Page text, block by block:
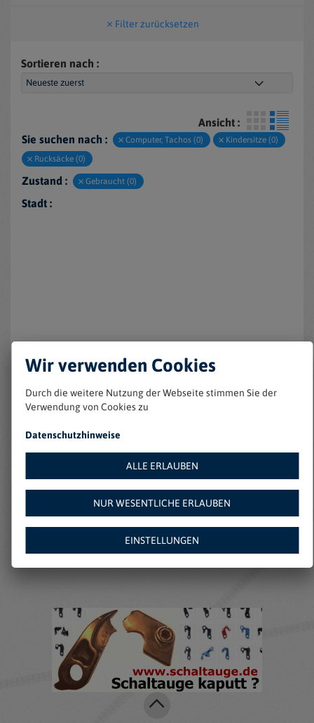
Filter zurücksetzen
Sortieren nach :
Ansicht :
Sie suchen nach :
Computer, Tachos (0)
Kindersitze (0)
Rucksäcke (0)
Zustand : Gebraucht (0)
Stadt :
Keine Einträge gefunden
Weitere Angebote auf
Amazon:
Wir verwenden Cookies
Durch die weitere Nutzung der Webseite stimmen Sie der
Verwendung von Cookies zu
Datenschutzhinweise
ALLE ERLAUBEN
NUR WESENTLICHE ERLAUBEN
EINSTELLUNGEN